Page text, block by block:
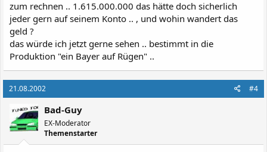
zum rechnen .. 1.615.000.000 das hätte doch sicherlich
jeder gern auf seinem Konto .. , und wohin wandert das
geld ?
das würde ich jetzt gerne sehen .. bestimmt in die
Produktion "ein Bayer auf Rügen" ..
21.08.2002 #4
Bad-Guy
EX-Moderator
Themenstarter